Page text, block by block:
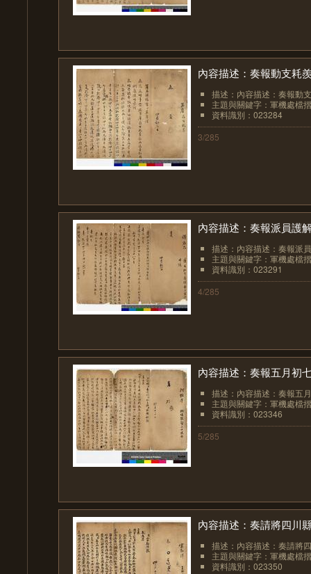
內容描述：奏報動支耗
描述：內容描述：奏報動
主題與關鍵字：軍機處檔
資料識別：023284
3/285
內容描述：奏報派員護
描述：內容描述：奏報派
主題與關鍵字：軍機處檔
資料識別：023291
4/285
內容描述：奏報五月初
描述：內容描述：奏報五
主題與關鍵字：軍機處檔
資料識別：023346
5/285
內容描述：奏請將四川
描述：內容描述：奏請將
主題與關鍵字：軍機處檔
資料識別：023350